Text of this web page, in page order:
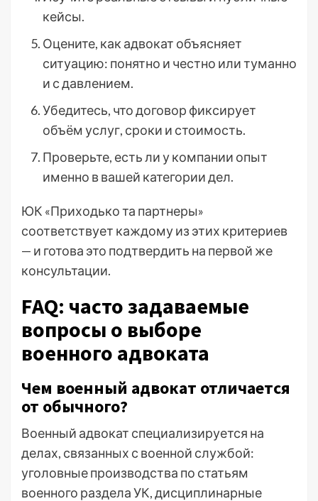
кейсы.
Оцените, как адвокат объясняет
ситуацию: понятно и честно или туманно
и с давлением.
Убедитесь, что договор фиксирует
объём услуг, сроки и стоимость.
Проверьте, есть ли у компании опыт
именно в вашей категории дел.
ЮК «Приходько та партнеры»
соответствует каждому из этих критериев
— и готова это подтвердить на первой же
консультации.
FAQ: часто задаваемые
вопросы о выборе
военного адвоката
Чем военный адвокат отличается
от обычного?
Военный адвокат специализируется на
делах, связанных с военной службой:
уголовные производства по статьям
военного раздела УК, дисциплинарные